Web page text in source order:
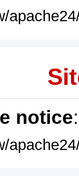
notice